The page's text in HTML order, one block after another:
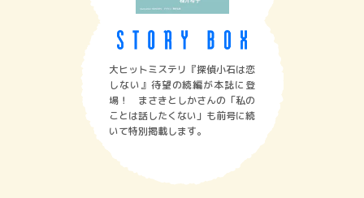
大ヒットミステリ『探偵小石は恋
しない』待望の続編が本誌に登
場！ まさきとしかさんの「私の
ことは話したくない」も前号に続
いて特別掲載します。